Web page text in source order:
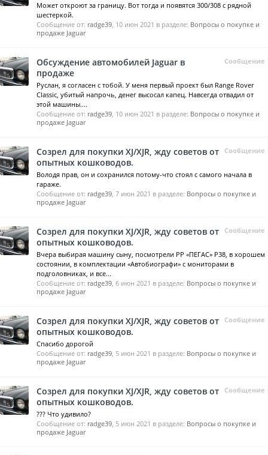
Может откроют за границу. Вот тогда и появятся 300/308 с рядной
шестеркой.
Сообщение от: radge39, 10 июн 2021 в разделе: Вопросы о покупке и
продаже Jaguar
Сообщение
Обсуждение автомобилей Jaguar в
продаже
Руслан, я согласен с тобой. У меня первый проект был Range Rover
Classic, убитый напрочь, денег высосал капец. Навсегда отвадил от
этой машины....
Сообщение от: radge39, 10 июн 2021 в разделе: Вопросы о покупке и
продаже Jaguar
Сообщение
Созрел для покупки XJ/XJR, жду советов от
опытных кошководов.
Володя прав, он и сохранился потому-что стоял с самого начала в
гараже.
Сообщение от: radge39, 7 июн 2021 в разделе: Вопросы о покупке и
продаже Jaguar
Сообщение
Созрел для покупки XJ/XJR, жду советов от
опытных кошководов.
Вчера выбирая машину сыну, посмотрели РР «ПЕГАС» Р38, в хорошем
состоянии, в комплектации «Автобиографи» с мониторами в
подголовниках, и все...
Сообщение от: radge39, 6 июн 2021 в разделе: Вопросы о покупке и
продаже Jaguar
Сообщение
Созрел для покупки XJ/XJR, жду советов от
опытных кошководов.
Спасибо дорогой
Сообщение от: radge39, 5 июн 2021 в разделе: Вопросы о покупке и
продаже Jaguar
Сообщение
Созрел для покупки XJ/XJR, жду советов от
опытных кошководов.
??? Что удивило?
Сообщение от: radge39, 5 июн 2021 в разделе: Вопросы о покупке и
продаже Jaguar